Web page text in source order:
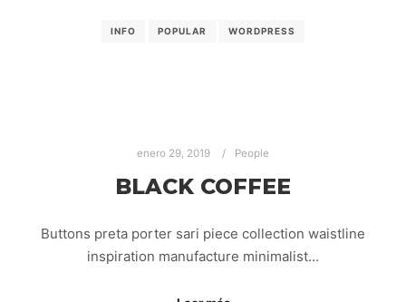
INFO POPULAR WORDPRESS
enero 29, 2019 People
BLACK COFFEE
Buttons preta porter sari piece collection waistline
inspiration manufacture minimalist…